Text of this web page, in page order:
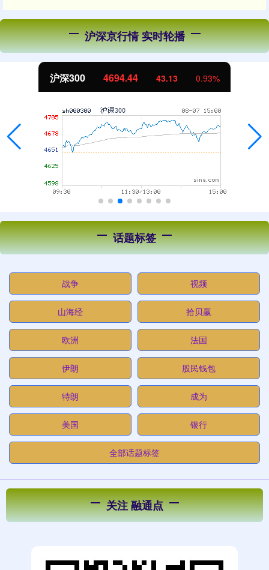
沪深京行情 实时轮播
沪深300 4694.44 43.13 0.93%
话题标签
战争 视频
山海经 拾贝赢
欧洲 法国
伊朗 股民钱包
特朗 成为
美国 银行
全部话题标签
关注 融通点